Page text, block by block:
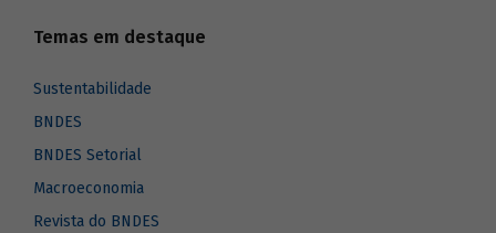
Temas em destaque
Sustentabilidade
BNDES
BNDES Setorial
Macroeconomia
Revista do BNDES